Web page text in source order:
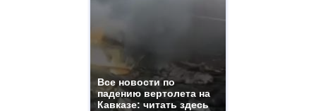
Все новости по
падению вертолета на
Кавказе: читать здесь